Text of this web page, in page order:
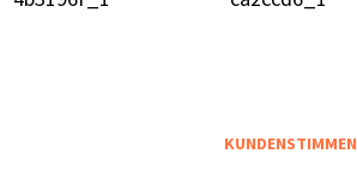
KUNDENSTIMMEN